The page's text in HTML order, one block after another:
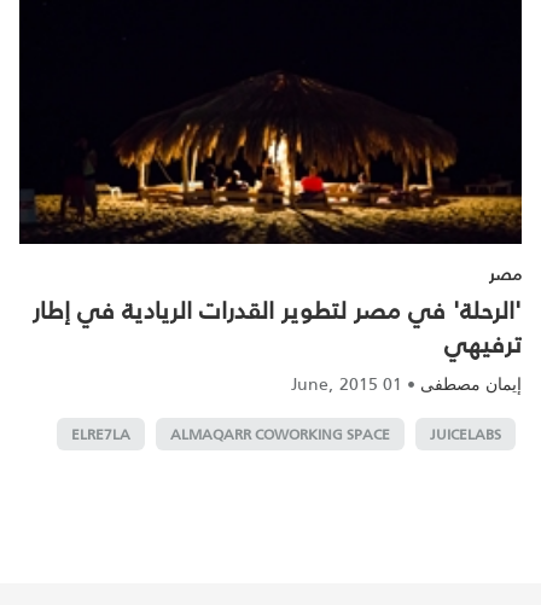
مصر
'الرحلة' في مصر لتطوير القدرات الريادية في إطار
ترفيهي
إيمان مصطفى •
01 June, 2015
JUICELABS
ALMAQARR COWORKING SPACE
ELRE7LA